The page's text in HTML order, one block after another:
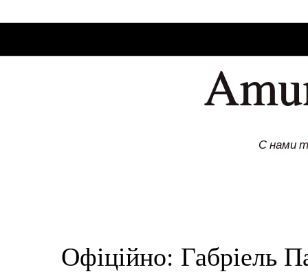
С нами
Офіційно: Габріель